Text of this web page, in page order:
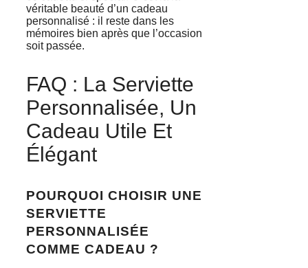
véritable beauté d’un cadeau
personnalisé : il reste dans les
mémoires bien après que l’occasion
soit passée.
FAQ : La Serviette
Personnalisée, Un
Cadeau Utile Et
Élégant
POURQUOI CHOISIR UNE
SERVIETTE
PERSONNALISÉE
COMME CADEAU ?